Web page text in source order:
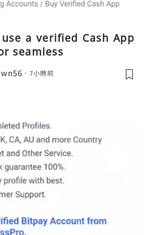
a verified Cash App
seamless
7小時前